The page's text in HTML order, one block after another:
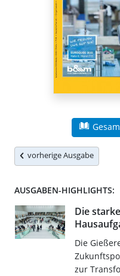
vorherige Ausgabe
AUSGABEN-HIGHLIGHTS:
Die
Die
zur